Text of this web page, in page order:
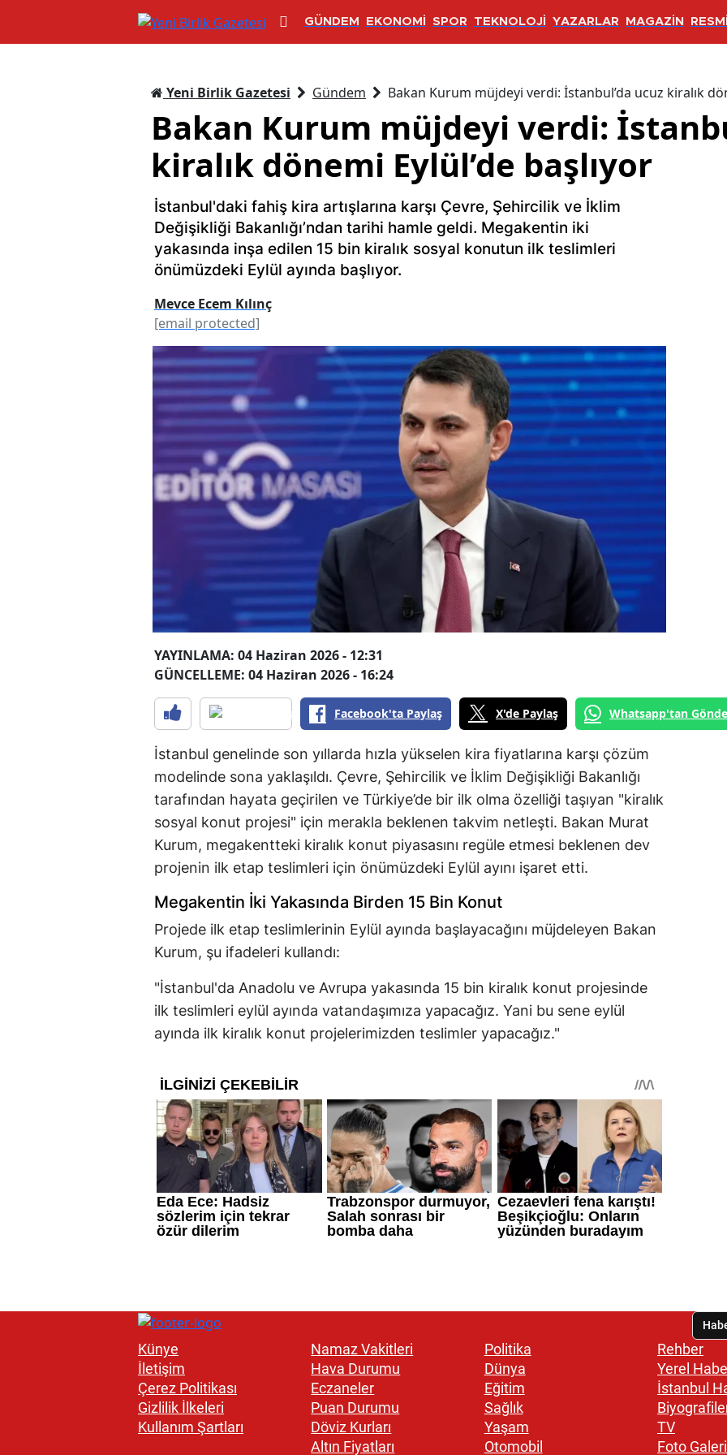
GÜNDEM EKONOMİ SPOR TEKNOLOJİ YAZARLAR MAGAZİN
Yeni Birlik Gazetesi Gündem Bakan Kurum müjdeyi verdi: İstanbul’da ucuz kiralık
Bakan Kurum müjdeyi verdi:
kiralık dönemi Eylül’de başlıyor
İstanbul'daki fahiş kira artışlarına karşı Çevre, Şehircilik ve İklim
Değişikliği Bakanlığı’ndan tarihi hamle geldi. Megakentin iki
yakasında inşa edilen 15 bin kiralık sosyal konutun ilk teslimleri
önümüzdeki Eylül ayında başlıyor.
Mevce Ecem Kılınç
[email protected]
YAYINLAMA: 04 Haziran 2026 - 12:31
GÜNCELLEME: 04 Haziran 2026 - 16:24
Facebook'ta Paylaş X'de Paylaş Whatsapp'tan
İstanbul genelinde son yıllarda hızla yükselen kira fiyatlarına karşı çözüm
modelinde sona yaklaşıldı. Çevre, Şehircilik ve İklim Değişikliği Bakanlığı
tarafından hayata geçirilen ve Türkiye’de bir ilk olma özelliği taşıyan "kiralık
sosyal konut projesi" için merakla beklenen takvim netleşti. Bakan Murat
Kurum, megakentteki kiralık konut piyasasını regüle etmesi beklenen dev
projenin ilk etap teslimleri için önümüzdeki Eylül ayını işaret etti.
Megakentin İki Yakasında Birden 15 Bin Konut
Projede ilk etap teslimlerinin Eylül ayında başlayacağını müjdeleyen Bakan
Kurum, şu ifadeleri kullandı:
"İstanbul'da Anadolu ve Avrupa yakasında 15 bin kiralık konut projesinde
ilk teslimleri eylül ayında vatandaşımıza yapacağız. Yani bu sene eylül
ayında ilk kiralık konut projelerimizden teslimler yapacağız."
Künye
İletişim
Çerez Politikası
Gizlilik İlkeleri
Kullanım Şartları
Namaz Vakitleri
Hava Durumu
Eczaneler
Puan Durumu
Döviz Kurları
Altın Fiyatları
Politika
Dünya
Eğitim
Sağlık
Yaşam
Otomobil
Rehber
Yerel
İstanbul
TV
Foto Galeri